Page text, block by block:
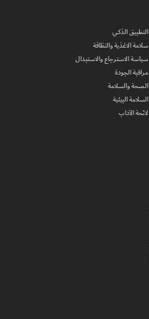
التطبيق الذكي
سلامة الاغذية والنظافة
سياسة الاسترجاع والاستبدال
مراقبة الجودة
الصحة والسلامة
السلامة البيئية
لائحة الآداب